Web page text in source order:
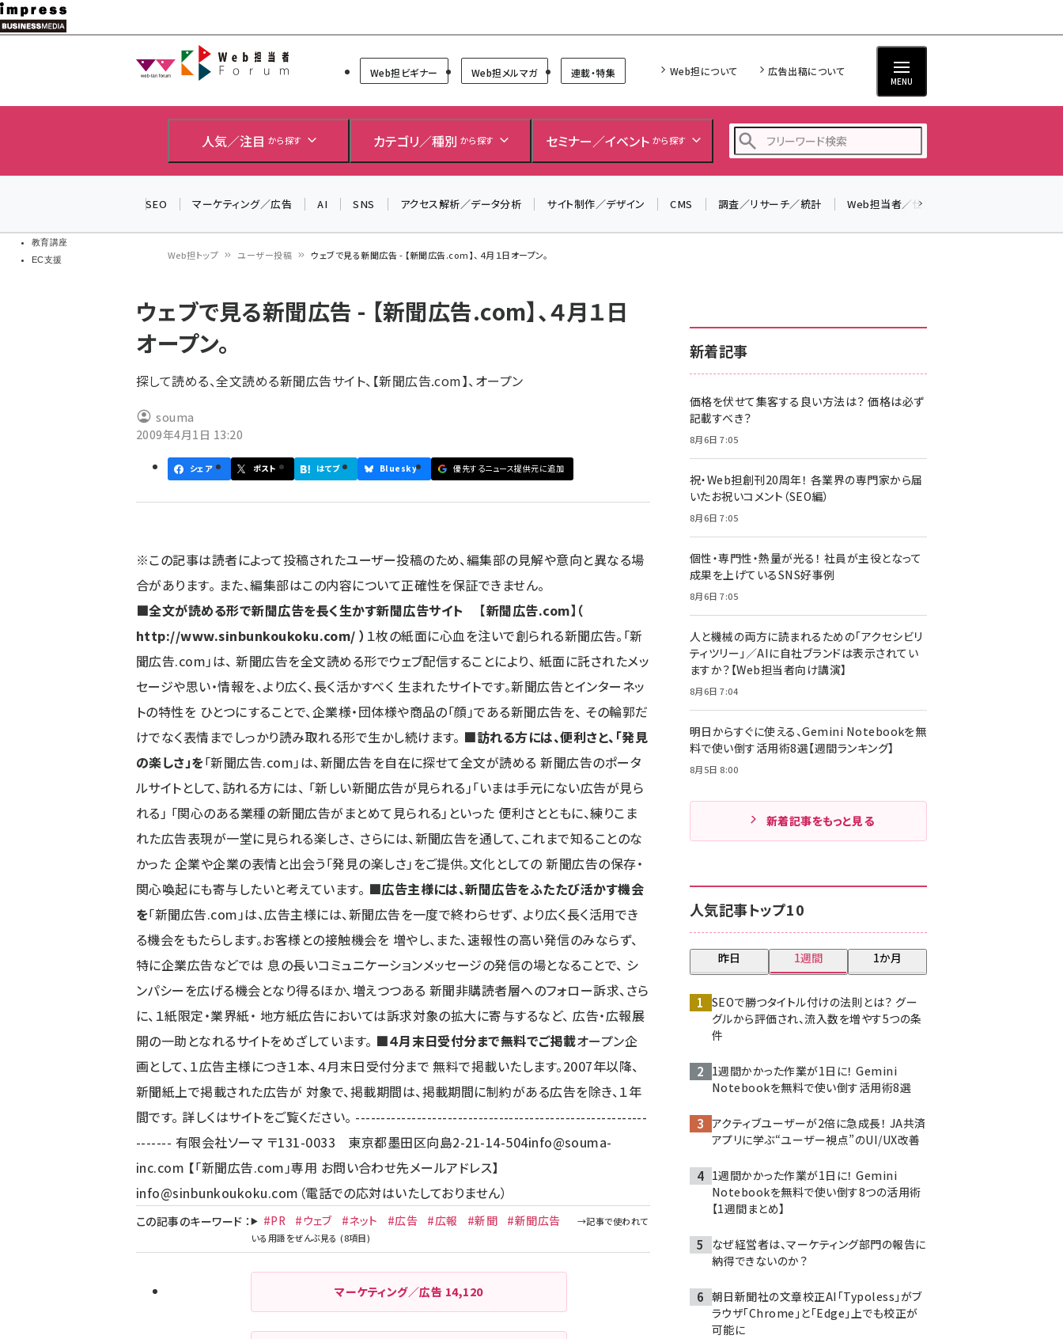
メ
イ
教育講座
EC支援
Web担当者Forum
Web担ビギナー Web担メルマガ 連載・特集 Web担について 広告出稿について
MENU
人気／注目 から探す カテゴリ／種別 から探す セミナー／イベント から探す
z世代 (1622)
meo (1275)
SEO マーケティング／広告 AI SNS アクセス解析／データ分析 サイト制作／デザイン CMS 調査／リサーチ／統計 Web担当者／仕事
ン
く
ず
Web担トップ ユーザー投稿 ウェブで見る新聞広告 - 【新聞広告.com】、４月１日オープン。
ウェブで見る新聞広告 - 【新聞広告.com】、４月１日
オープン。
探して読める、全文読める新聞広告サイト、【新聞広告.com】、オープン
souma
2009年4月1日 13:20
シェア ポスト はてブ Bluesky 優先するニュース提供元に追加
※この記事は読者によって投稿されたユーザー投稿のため、編集部の見解や意向と異なる場
合があります。 また、編集部はこの内容について正確性を保証できません。
■全文が読める形で新聞広告を長く生かす新聞広告サイト 【新聞広告.com】（
http://www.sinbunkoukoku.com/ ） １枚の紙面に心血を注いで創られる新聞広告。「新
聞広告.com」は、 新聞広告を全文読める形でウェブ配信することにより、 紙面に託されたメッ
セージや思い・情報を、より広く、長く活かすべく 生まれたサイトです。新聞広告とインターネッ
トの特性を ひとつにすることで、企業様・団体様や商品の「顔」である新聞広告を、 その輪郭だ
けでなく表情までしっかり読み取れる形で生かし続けます。 ■訪れる方には、便利さと、「発見
の楽しさ」を「新聞広告.com」は、新聞広告を自在に探せて全文が読める 新聞広告のポータ
ルサイトとして、訪れる方には、 「新しい新聞広告が見られる」「いまは手元にない広告が見ら
れる」 「関心のある業種の新聞広告がまとめて見られる」といった 便利さとともに、練りこま
れた広告表現が一堂に見られる楽しさ、 さらには、新聞広告を通して、これまで知ることのな
かった 企業や企業の表情と出会う「発見の楽しさ」をご提供。文化としての 新聞広告の保存・
関心喚起にも寄与したいと考えています。 ■広告主様には、新聞広告をふたたび活かす機会
を「新聞広告.com」は、広告主様には、新聞広告を一度で終わらせず、 より広く長く活用でき
る機会をもたらします。お客様との接触機会を 増やし、また、速報性の高い発信のみならず、
特に企業広告などでは 息の長いコミュニケーションメッセージの発信の場となることで、 シ
ンパシーを広げる機会となり得るほか、増えつつある 新聞非購読者層へのフォロー訴求、さら
に、１紙限定・業界紙・ 地方紙広告においては訴求対象の拡大に寄与するなど、 広告・広報展
開の一助となれるサイトをめざしています。 ■４月末日受付分まで無料でご掲載オープン企
画として、１広告主様につき１本、４月末日受付分まで 無料で掲載いたします。2007年以降、
新聞紙上で掲載された広告が 対象で、掲載期間は、掲載期間に制約がある広告を除き、１年
間です。 詳しくはサイトをご覧ください。 ---------------------------------------------------------
------- 有限会社ソーマ 〒131-0033 東京都墨田区向島2-21-14-504info@souma-
inc.com 【「新聞広告.com」専用 お問い合わせ先メールアドレス】
info@sinbunkoukoku.com （電話での応対はいたしておりません）
この記事のキーワード ： #PR #ウェブ #ネット #広告 #広報 #新聞 #新聞広告
マーケティング／広告 14,120
新着記事
価格を伏せて集客する良い方法は？ 価格は必ず
記載すべき？
8月6日 7:05
祝・Web担創刊20周年！ 各業界の専門家から届
いたお祝いコメント（SEO編）
8月6日 7:05
個性・専門性・熱量が光る！ 社員が主役となって
成果を上げているSNS好事例
8月6日 7:05
人と機械の両方に読まれるための「アクセシビリ
ティツリー」／AIに自社ブランドは表示されてい
ますか？【Web担当者向け講演】
8月6日 7:04
明日からすぐに使える、Gemini Notebookを無
料で使い倒す活用術8選【週間ランキング】
8月5日 8:00
新着記事をもっと見る
人気記事トップ10
昨日 1週間 1か月
SEOで勝つタイトル付けの法則とは？ グー
グルから評価され、流入数を増やす5つの条
件
1週間かかった作業が1日に！ Gemini
Notebookを無料で使い倒す活用術8選
アクティブユーザーが2倍に急成長！ JA共済
アプリに学ぶ“ユーザー視点”のUI/UX改善
1週間かかった作業が1日に！ Gemini
Notebookを無料で使い倒す8つの活用術
【1週間まとめ】
なぜ経営者は、マーケティング部門の報告に
納得できないのか？
朝日新聞社の文章校正AI「Typoless」がブ
ラウザ「Chrome」と「Edge」上でも校正が
可能に
＼ 読者アンケートにご協力ください ／
7月24日で創刊20周年。ご回答者には抽選でプレゼントを
▼アンケートページはこちらから▼